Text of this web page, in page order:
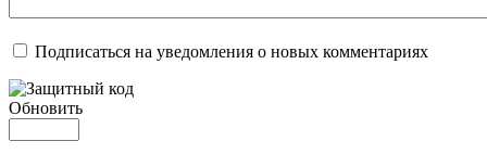
Подписаться на уведомления о новых комментариях
Обновить